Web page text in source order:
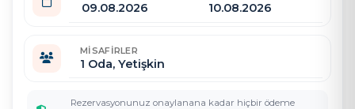
MISAFIRLER
1 Oda, Yetişkin
Rezervasyonunuz onaylanana kadar hiçbir ödeme